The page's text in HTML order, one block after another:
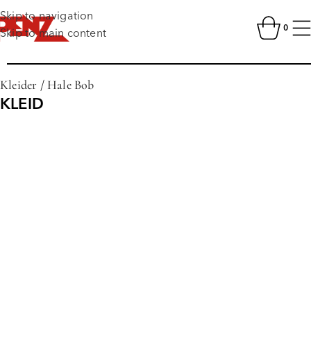
Skip to navigation
Skip to main content
0
Kleider / Hale Bob
KLEID